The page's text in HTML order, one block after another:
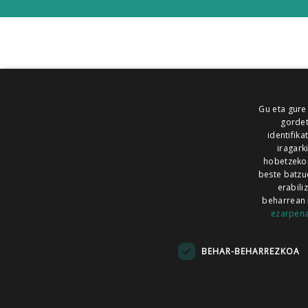
ALEA
MAILOPE NOAUA
Gu eta
hobetzeko.
beste
BEHAR-BEHARREZKOA